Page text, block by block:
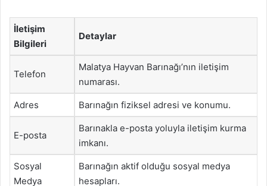
İletişim
Bilgileri
Detaylar
Telefon
Malatya Hayvan Barınağı’nın iletişim
numarası.
Adres Barınağın fiziksel adresi ve konumu.
E-posta
Barınakla e-posta yoluyla iletişim kurma
imkanı.
Sosyal
Medya
Barınağın aktif olduğu sosyal medya
hesapları.